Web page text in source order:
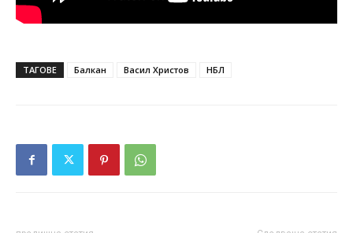
ТАГОВЕ Балкан Васил Христов НБЛ